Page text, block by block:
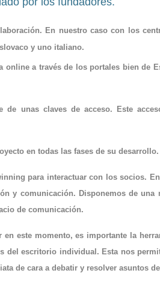
En nuestro caso con los
y uno italiano.
online a través de los portales bien de
de unas claves de acceso. Este
en todas las fases de su desarrollo.
para interactuar con los socios.
y comunicación. Disponemos de una
de comunicación.
este momento, es importante la
del escritorio individual. Esta nos
de cara a debatir y resolver asuntos